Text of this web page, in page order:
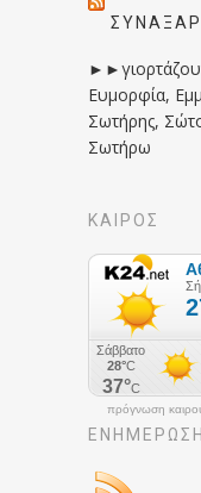
ΣΥΝΑΞΆΡΙ
Ευμορφία,
Σωτήρης,
Σωτήρω
ΚΑΙΡΟΣ
πρόγνωση